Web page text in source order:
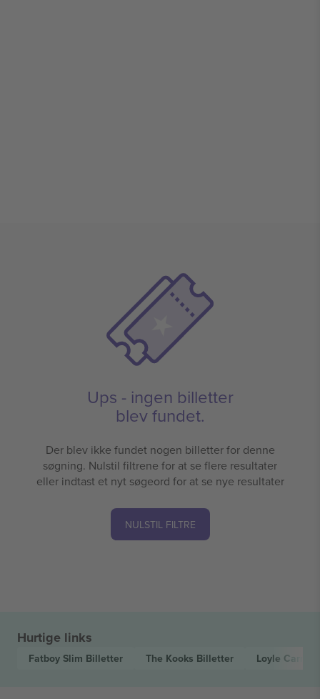
Ups - ingen billetter
blev fundet.
Der blev ikke fundet nogen billetter for denne
søgning. Nulstil filtrene for at se flere resultater
eller indtast et nyt søgeord for at se nye resultater
NULSTIL FILTRE
Hurtige links
Fatboy Slim Billetter The Kooks Billetter Loyle Carner